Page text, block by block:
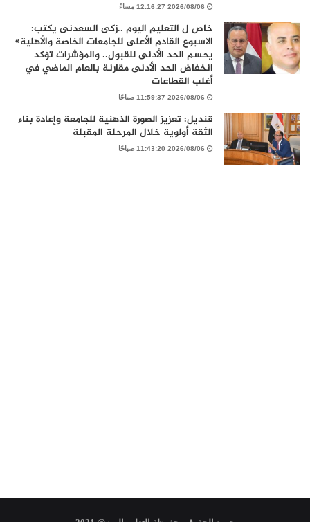
2026/08/06 12:16:27 مساءً
خاص ل التعليم اليوم ..زكى السعدنى يكتب:
الاسبوع القادم الأعلى للجامعات الخاصة والأهلية»
يحسم الحد الأدنى للقبول.. والمؤشرات تؤكد
انخفاض الحد الأدنى مقارنة بالعام الماضي في
أغلب القطاعات
2026/08/06 11:59:37 صباحًا
قنديل: تعزيز الصورة الذهنية للجامعة وإعادة بناء
الثقة أولوية خلال المرحلة المقبلة
2026/08/06 11:43:20 صباحًا